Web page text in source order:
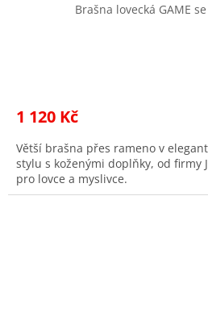
Brašna lovecká GAME
1 120 Kč
Větší brašna přes rameno v
stylu s koženými doplňky, od firmy
pro lovce a myslivce.